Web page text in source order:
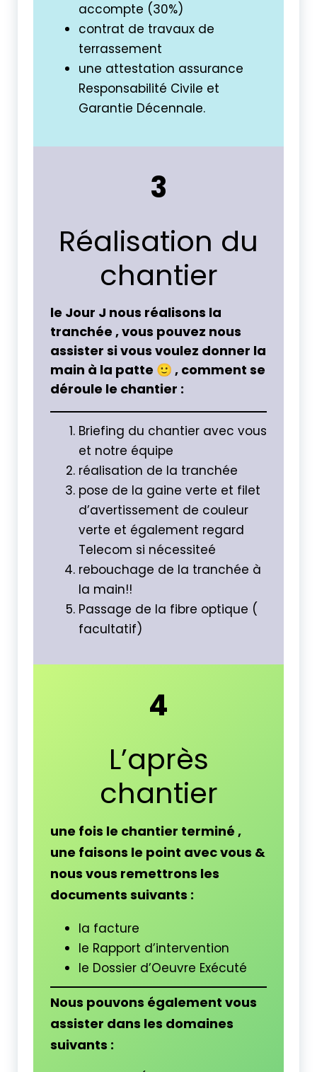
accompte (30%)
contrat de travaux de
terrassement
une attestation assurance
Responsabilité Civile et
Garantie Décennale.
3
Réalisation du
chantier
le Jour J nous réalisons la
tranchée , vous pouvez nous
assister si vous voulez donner la
main à la patte 🙂 , comment se
déroule le chantier :
Briefing du chantier avec vous
et notre équipe
réalisation de la tranchée
pose de la gaine verte et filet
d’avertissement de couleur
verte et également regard
Telecom si nécessiteé
rebouchage de la tranchée à
la main!!
Passage de la fibre optique (
facultatif)
4
L’après
chantier
une fois le chantier terminé ,
une faisons le point avec vous &
nous vous remettrons les
documents suivants :
la facture
le Rapport d’intervention
le Dossier d’Oeuvre Exécuté
Nous pouvons également vous
assister dans les domaines
suivants :